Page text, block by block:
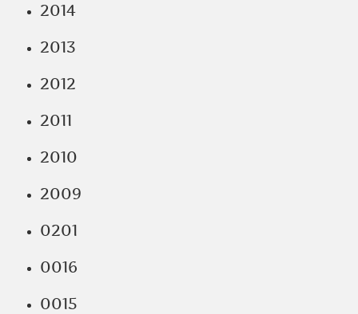
2014
2013
2012
2011
2010
2009
0201
0016
0015